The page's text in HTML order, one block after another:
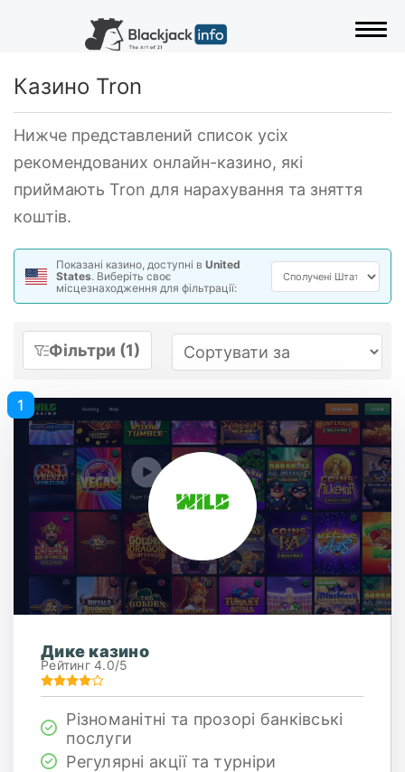
Казино Tron
Нижче представлений список усіх
рекомендованих онлайн-казино, які
приймають Tron для нарахування та зняття
коштів.
Показані казино, доступні в United
States. Виберіть своє
місцезнаходження для фільтрації:
Фільтри (1)
1
Дике казино
Рейтинг 4.0/5
Різноманітні та прозорі банківські
послуги
Регулярні акції та турніри